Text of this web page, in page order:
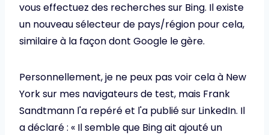
vous effectuez des recherches sur Bing. Il existe
un nouveau sélecteur de pays/région pour cela,
similaire à la façon dont Google le gère.
Personnellement, je ne peux pas voir cela à New
York sur mes navigateurs de test, mais Frank
Sandtmann l'a repéré et l'a publié sur LinkedIn. Il
a déclaré : « Il semble que Bing ait ajouté un